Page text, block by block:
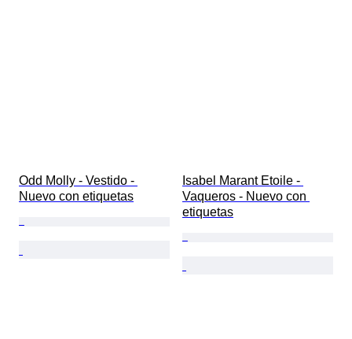
Odd Molly - Vestido -
Nuevo con etiquetas
Isabel Marant Etoile -
Vaqueros - Nuevo con
etiquetas